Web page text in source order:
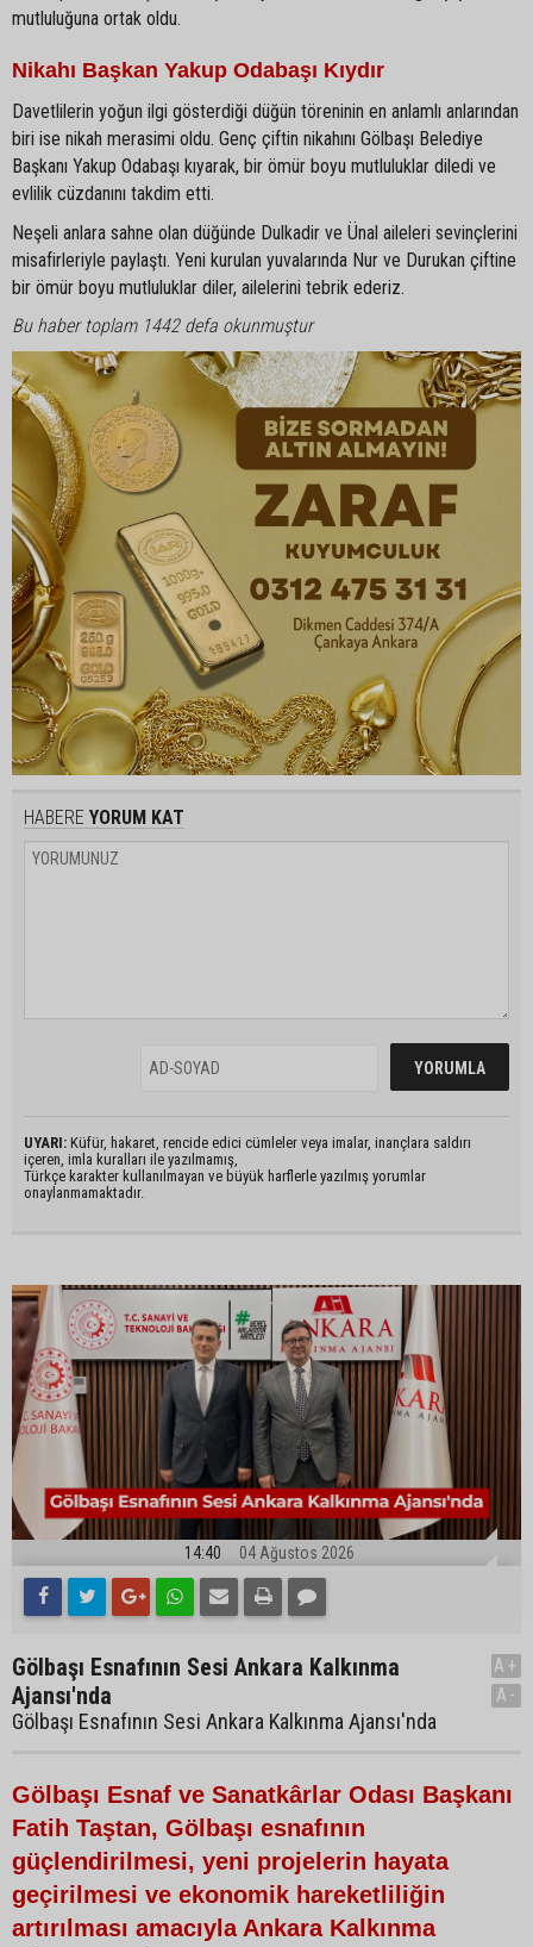
mutluluğuna ortak oldu.
Nikahı Başkan Yakup Odabaşı Kıydır
Davetlilerin yoğun ilgi gösterdiği düğün töreninin en anlamlı anlarından
biri ise nikah merasimi oldu. Genç çiftin nikahını Gölbaşı Belediye
Başkanı Yakup Odabaşı kıyarak, bir ömür boyu mutluluklar diledi ve
evlilik cüzdanını takdim etti.
Neşeli anlara sahne olan düğünde Dulkadir ve Ünal aileleri sevinçlerini
misafirleriyle paylaştı. Yeni kurulan yuvalarında Nur ve Durukan çiftine
bir ömür boyu mutluluklar diler, ailelerini tebrik ederiz.
Bu haber toplam 1442 defa okunmuştur
HABERE YORUM KAT
UYARI: Küfür, hakaret, rencide edici cümleler veya imalar, inançlara saldırı
içeren, imla kuralları ile yazılmamış,
Türkçe karakter kullanılmayan ve büyük harflerle yazılmış yorumlar
onaylanmamaktadır.
14:40 04 Ağustos 2026
Gölbaşı Esnafının Sesi Ankara Kalkınma
Ajansı'nda
Gölbaşı Esnafının Sesi Ankara Kalkınma Ajansı'nda
A+
A-
Gölbaşı Esnaf ve Sanatkârlar Odası Başkanı
Fatih Taştan, Gölbaşı esnafının
güçlendirilmesi, yeni projelerin hayata
geçirilmesi ve ekonomik hareketliliğin
artırılması amacıyla Ankara Kalkınma